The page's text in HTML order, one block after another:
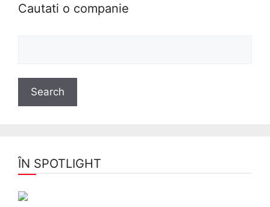
Cautati o companie
ÎN SPOTLIGHT